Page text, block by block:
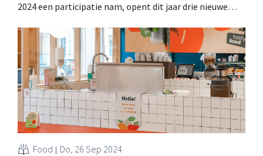
2024 een participatie nam, opent dit jaar drie nieuwe
Het gemaksaanbod van het bedrijf is ook beschikbaar bij
buurtwinkelketen Okay. .
Food Do, 26 Sep 2024